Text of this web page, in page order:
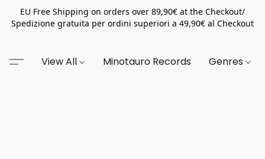
EU Free Shipping on orders over 89,90€ at the Checkout/
Spedizione gratuita per ordini superiori a 49,90€ al Checkout
View All Minotauro Records Genres